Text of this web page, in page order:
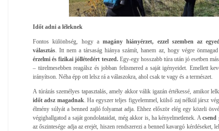
Időt adni a léleknek
Fontos különbség, hogy amagány hiányérzet, ezzel szemben az
választás . Itt nem a társaság hiánya számít, hanem az, hogy végre
érzelmi és fizikai jóllétedért teszed. Egy-egy hosszabb túra után jó esetben
– türelmesebben reagálsz és jobban felismered a saját igényeidet. Emellett
irányítson. Néha épp ott lelsz rá a válaszokra, ahol csak te vagy és a természet.
A túrázás személyes tapasztalás, amely akkor válik igazán értékessé, amikor
időt adsz magadnak . Ha egyszer teljes figyelemmel, külső zaj nélkül jársz
élmény súlyát a benned zajló folyamat adja. Ehhez először elég egy közeli
végighallgatod a saját gondolataidat, még akkor is, ha kényelmetlenek. Acsend
az őszintesége adja az erejét, hiszen rendszerezi a benned kavargó kérdéseket,